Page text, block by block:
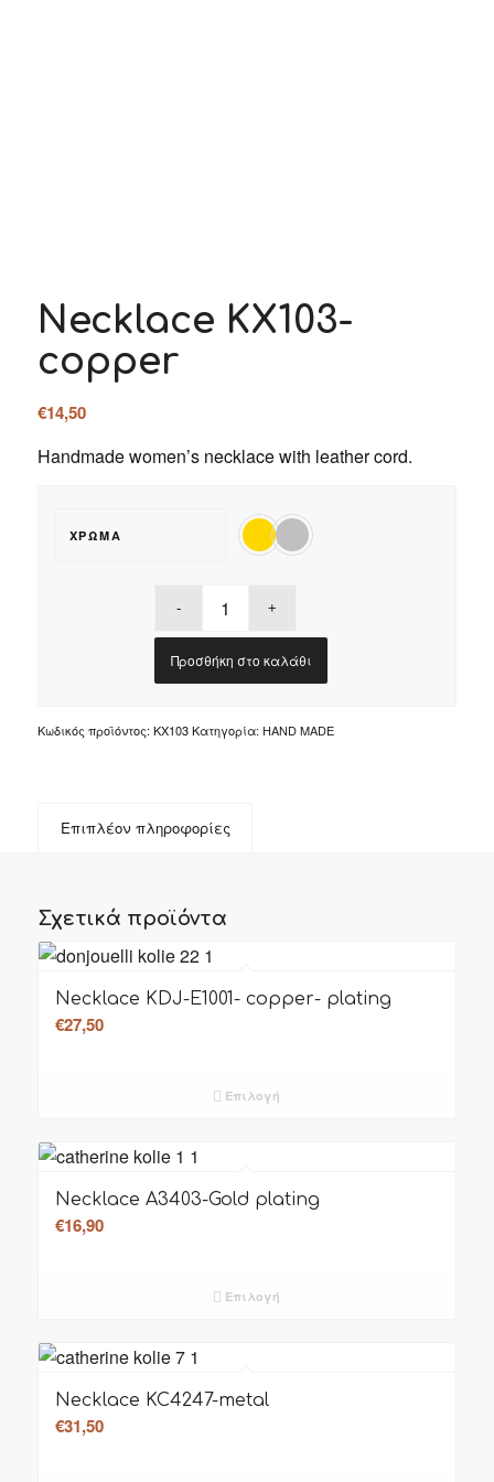
Necklace KX103-
copper
€14,50
Handmade women’s necklace with leather cord.
ΧΡΏΜΑ
Προσθήκη στο καλάθι
Κωδικός προϊόντος: ΚΧ103 Κατηγορία: HAND MADE
Επιπλέον πληροφορίες
Σχετικά προϊόντα
Necklace KDJ-E1001- copper- plating
€27,50
Επιλογή
Necklace A3403-Gold plating
€16,90
Επιλογή
Necklace KC4247-metal
€31,50